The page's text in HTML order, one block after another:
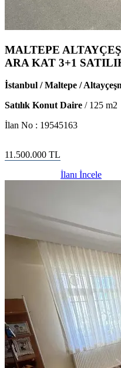
MALTEPE
ARA KAT 3+1
İstanbul / Maltepe /
Satılık Konut Daire / 125 m2
İlan No : 19545163
11.500.000 TL
İlanı İncele